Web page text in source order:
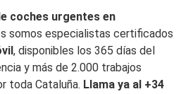
coches urgentes en
somos especialistas certificados
, disponibles los 365 días del
y más de 2.000 trabajos
toda Cataluña. Llama ya al +34